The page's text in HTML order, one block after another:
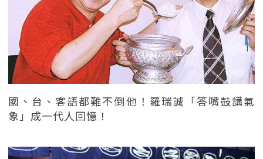
國、台、客語都難不倒他！羅瑞誠「答嘴鼓講氣
象」成一代人回憶！